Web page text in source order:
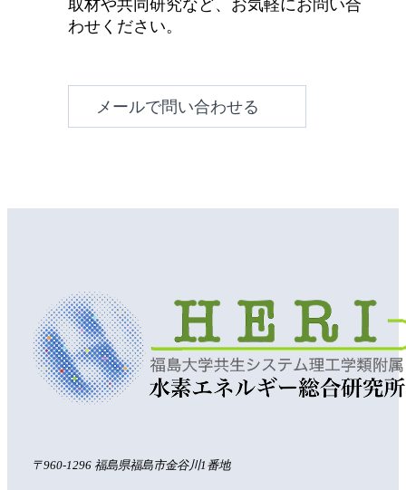
取材や共同研究など、お気軽にお問い合
わせください。
メールで問い合わせる
〒960-1296 福島県福島市金谷川1番地